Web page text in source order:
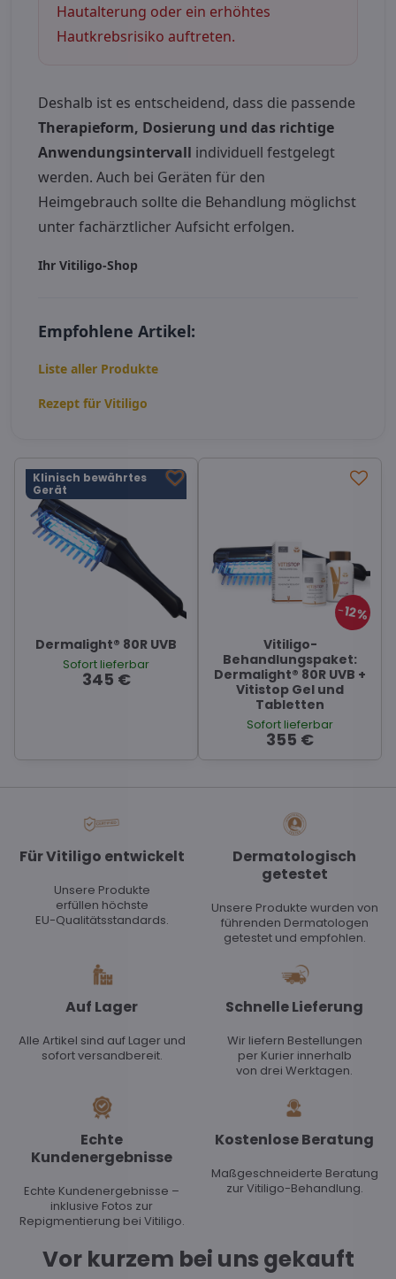
Hautalterung oder ein erhöhtes
Hautkrebsrisiko auftreten.
Deshalb ist es entscheidend, dass die passende
Therapieform, Dosierung und das richtige
Anwendungsintervall individuell festgelegt
werden. Auch bei Geräten für den
Heimgebrauch sollte die Behandlung möglichst
unter fachärztlicher Aufsicht erfolgen.
Ihr Vitiligo-Shop
Empfohlene Artikel:
Liste aller Produkte
Rezept für Vitiligo
Klinisch bewährtes
Gerät
Dermalight® 80R UVB
Sofort lieferbar
345 €
12%
Vitiligo-
Behandlungspaket:
Dermalight® 80R UVB +
Vitistop Gel und
Tabletten
Sofort lieferbar
355 €
Für Vitiligo entwickelt
Unsere Produkte
erfüllen höchste
EU-Qualitätsstandards.
Dermatologisch
getestet
Unsere Produkte wurden von
führenden Dermatologen
getestet und empfohlen.
Auf Lager
Alle Artikel sind auf Lager und
sofort versandbereit.
Schnelle Lieferung
Wir liefern Bestellungen
per Kurier innerhalb
von drei Werktagen.
Echte
Kundenergebnisse
Echte Kundenergebnisse –
inklusive Fotos zur
Repigmentierung bei Vitiligo.
Kostenlose Beratung
Maßgeschneiderte Beratung
zur Vitiligo-Behandlung.
Vor kurzem bei uns gekauft